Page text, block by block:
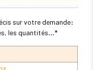
sur votre demande:
les quantités...*